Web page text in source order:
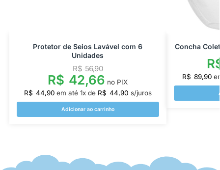
Protetor de Seios Lavável com 6
Unidades
R$56,90
R$ 42,66 no PIX
R$ 44,90 em até 1x de R$ 44,90 s/juros
Adicionar ao carrinho
Concha
R$ 89,90